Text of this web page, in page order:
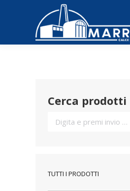
Cerca prodotti
TUTTI I PRODOTTI